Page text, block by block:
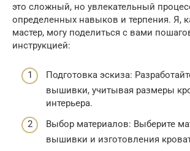
это сложный, но увлекательный
определенных навыков и терпения. Я,
мастер, могу поделиться с вами
инструкцией:
Подготовка эскиза:
вышивки, учитывая размеры
интерьера.
Выбор материалов: Выберите
вышивки и изготовления